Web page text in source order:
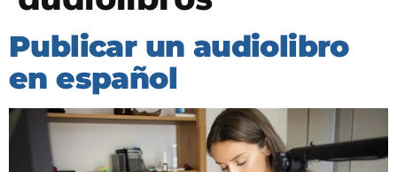
Publicar un audiolibro
en español